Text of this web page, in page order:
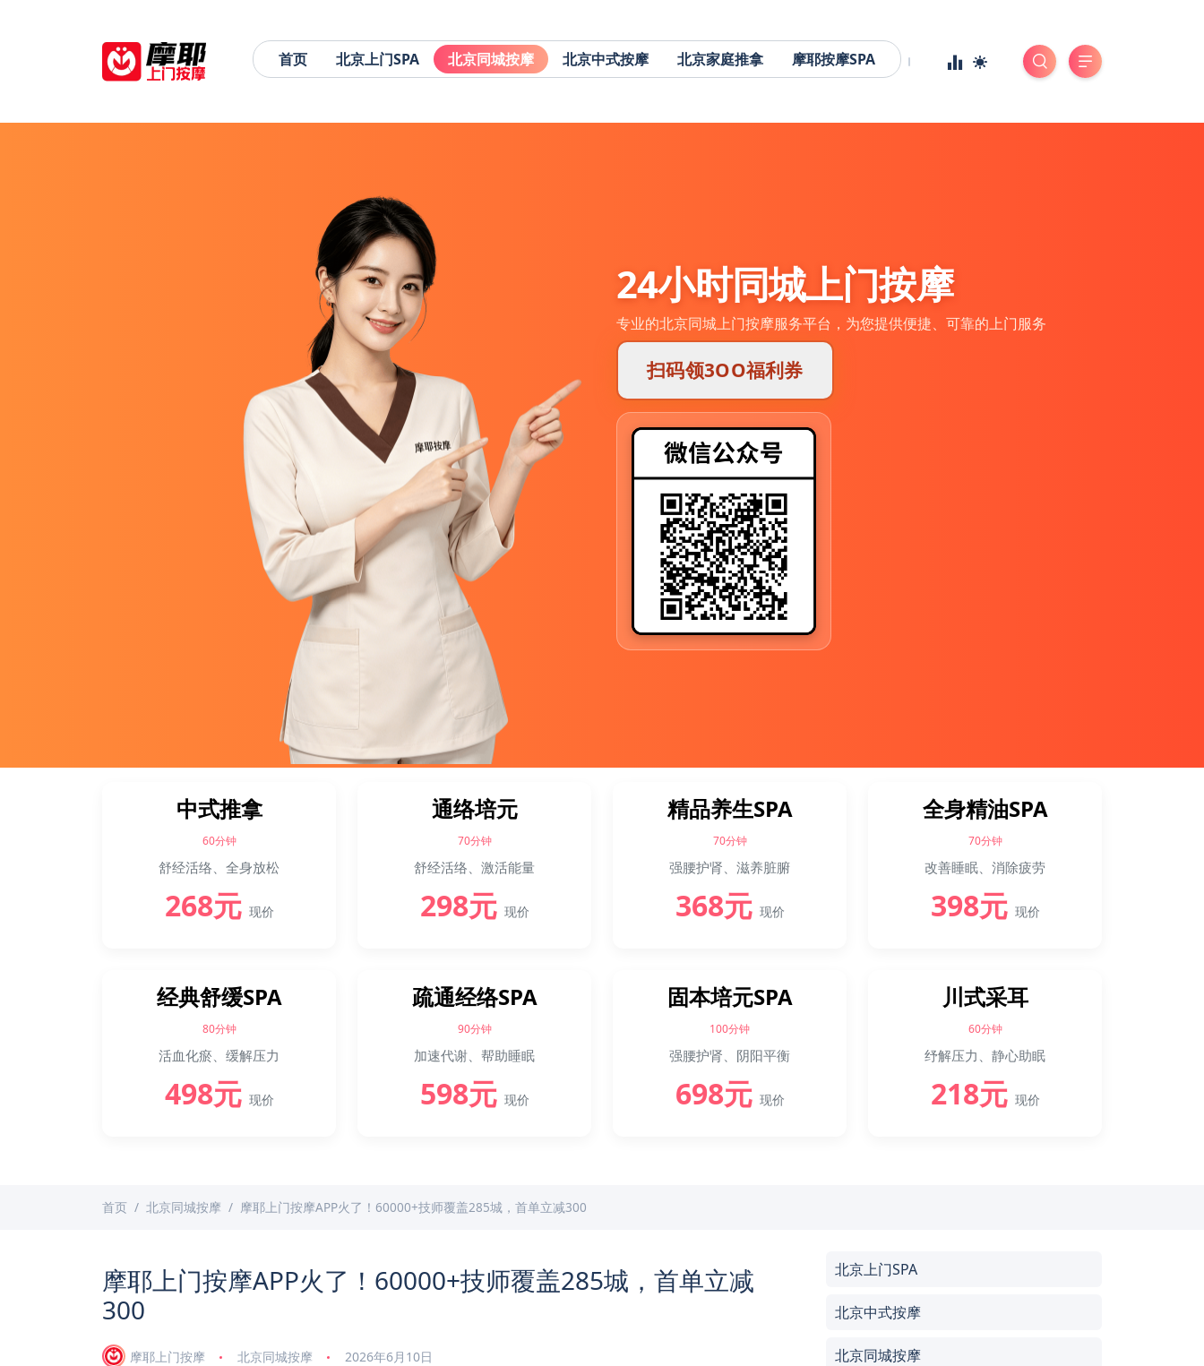
首页 北京上门SPA 北京同城按摩 北京中式按摩 北京家庭推拿 摩耶按摩SPA
24小时同城上门按摩
专业的北京同城上门按摩服务平台，为您提供便捷、可靠的上门服务
扫码领3OO福利券
中式推拿
60分钟
舒经活络、全身放松
268元 现价
通络培元
70分钟
舒经活络、激活能量
298元 现价
精品养生SPA
70分钟
强腰护肾、滋养脏腑
368元 现价
全身精油SPA
70分钟
改善睡眠、消除疲劳
398元 现价
经典舒缓SPA
80分钟
活血化瘀、缓解压力
498元 现价
疏通经络SPA
90分钟
加速代谢、帮助睡眠
598元 现价
固本培元SPA
100分钟
强腰护肾、阴阳平衡
698元 现价
川式采耳
60分钟
纾解压力、静心助眠
218元 现价
首页 北京同城按摩 摩耶上门按摩APP火了！60000+技师覆盖285城，首单立减300
摩耶上门按摩APP火了！60000+技师覆盖285城，首单立减
300
摩耶上门按摩 北京同城按摩 2026年6月10日
北京上门SPA
北京中式按摩
北京同城按摩